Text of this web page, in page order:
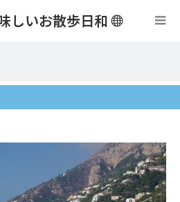
しいお散歩日和